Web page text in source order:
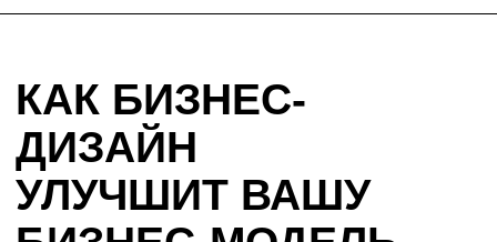
кто хочет понять, как работает бизнес-дизайн
ФОРМАТ И
ДЛИТЕЛЬНОСТЬ
6 видеоуроков по 10 минут.
Смотрите в любом темпе, на любых
устройствах.
Курс проходит на платформе Skillspace.